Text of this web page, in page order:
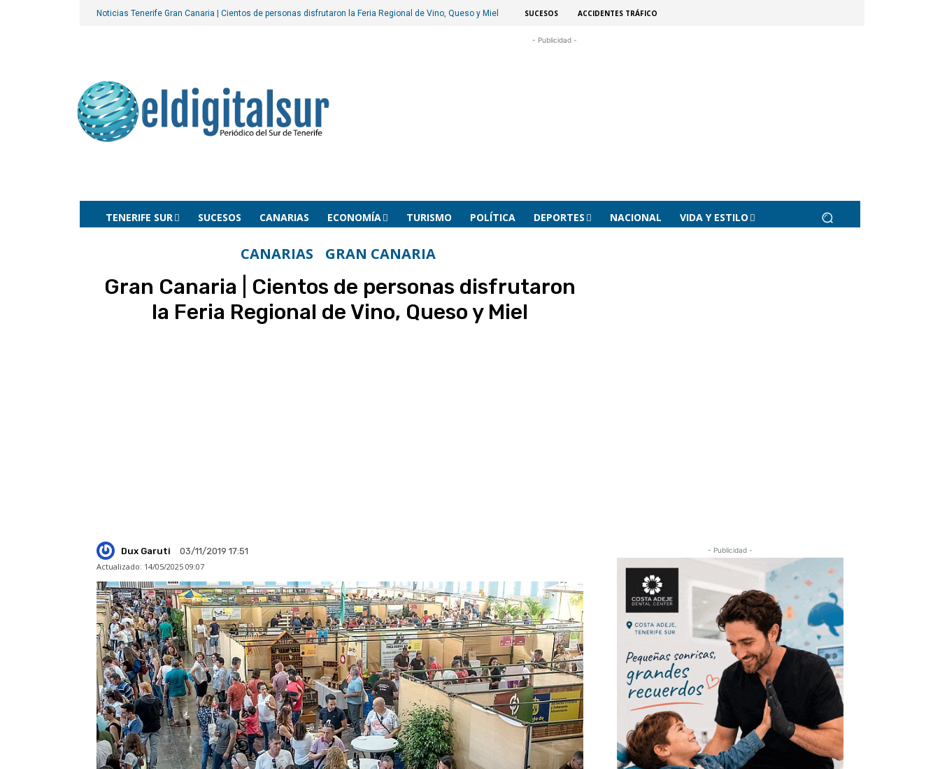
Noticias Tenerife Gran Canaria | Cientos de personas disfrutaron la Feria Regional de Vino, Queso y Miel SUCESOS ACCIDENTES TRÁFICO
- Publicidad -
TENERIFE SUR SUCESOS CANARIAS ECONOMÍA TURISMO POLÍTICA DEPORTES NACIONAL VIDA Y ESTILO
CANARIAS GRAN CANARIA
Gran Canaria | Cientos de personas disfrutaron
la Feria Regional de Vino, Queso y Miel
Dux Garuti
03/11/2019 17:51
Actualizado: 14/05/2025 09:07
- Publicidad -